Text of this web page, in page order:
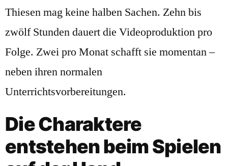
Thiesen mag keine halben Sachen. Zehn bis
zwölf Stunden dauert die Videoproduktion pro
Folge. Zwei pro Monat schafft sie momentan –
neben ihren normalen
Unterrichtsvorbereitungen.
Die Charaktere
entstehen beim Spielen